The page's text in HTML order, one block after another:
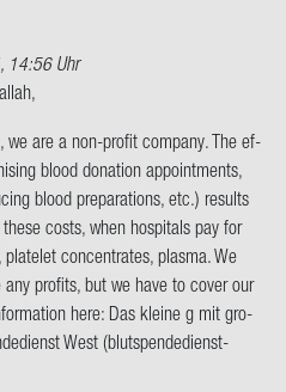
Uhr
we are a non-​profit com­pa­ny. The ef­
blood do­na­ti­on ap­point­ments,
blood pre­pa­ra­ti­ons, etc.) re­sults
costs, when hos­pi­tals pay for
con­cen­tra­tes, plas­ma. We
pro­fits, but we have to cover our
here: Das klei­ne g mit gro­
West (blutspendedienst-​